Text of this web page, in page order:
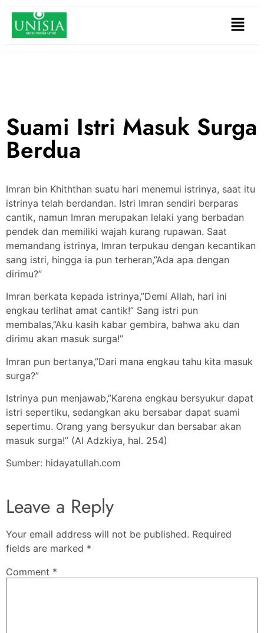
Suami Istri Masuk Surga
Berdua
Imran bin Khiththan suatu hari menemui istrinya, saat itu
istrinya telah berdandan. Istri Imran sendiri berparas
cantik, namun Imran merupakan lelaki yang berbadan
pendek dan memiliki wajah kurang rupawan. Saat
memandang istrinya, Imran terpukau dengan kecantikan
sang istri, hingga ia pun terheran,”Ada apa dengan
dirimu?”
Imran berkata kepada istrinya,”Demi Allah, hari ini
engkau terlihat amat cantik!” Sang istri pun
membalas,”Aku kasih kabar gembira, bahwa aku dan
dirimu akan masuk surga!”
Imran pun bertanya,”Dari mana engkau tahu kita masuk
surga?”
Istrinya pun menjawab,”Karena engkau bersyukur dapat
istri sepertiku, sedangkan aku bersabar dapat suami
sepertimu. Orang yang bersyukur dan bersabar akan
masuk surga!” (Al Adzkiya, hal. 254)
Sumber: hidayatullah.com
Leave a Reply
Your email address will not be published. Required
fields are marked *
Comment *